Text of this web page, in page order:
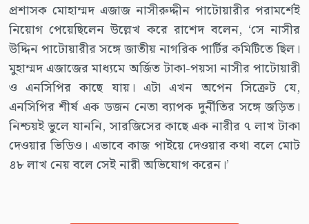
প্রশাসক মোহাম্মদ এজাজ নাসীরুদ্দীন পাটোয়ারীর পরামর্শেই
নিয়োগ পেয়েছিলেন উল্লেখ করে রাশেদ বলেন, ‘সে নাসীর
উদ্দিন পাটোয়ারীর সঙ্গে জাতীয় নাগরিক পার্টির কমিটিতে ছিল।
মুহাম্মদ এজাজের মাধ্যমে অর্জিত টাকা-পয়সা নাসীর পাটোয়ারী
ও এনসিপির কাছে যায়। এটা এখন অপেন সিক্রেট যে,
এনসিপির শীর্ষ এক ডজন নেতা ব্যাপক দুর্নীতির সঙ্গে জড়িত।
নিশ্চয়ই ভুলে যাননি, সারজিসের কাছে এক নারীর ৭ লাখ টাকা
দেওয়ার ভিডিও। এভাবে কাজ পাইয়ে দেওয়ার কথা বলে মোট
৪৮ লাখ নেয় বলে সেই নারী অভিযোগ করেন।’